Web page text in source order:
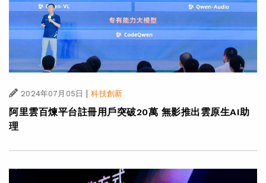
2024年07月05日 | 科技創新
阿里雲百煉平台註冊用戶突破20萬 無影推出雲原生AI助
理